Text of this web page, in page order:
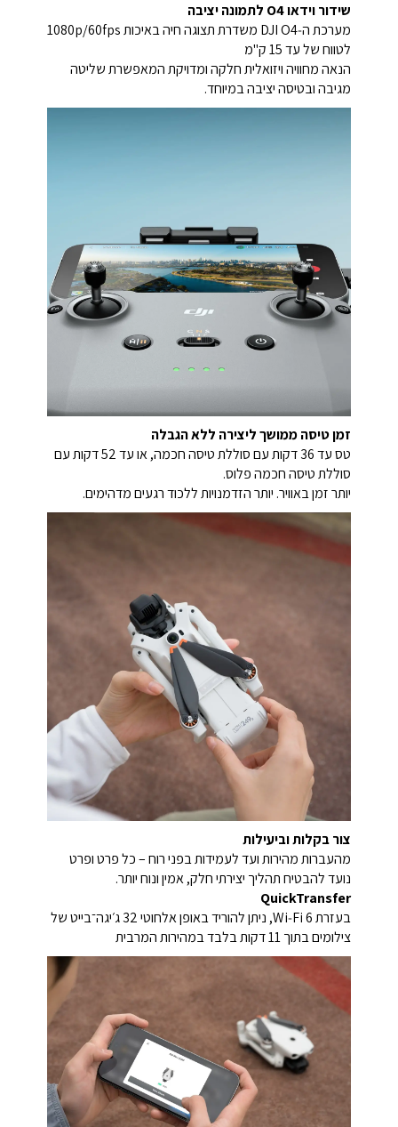
שידור וידאו O4 לתמונה יציבה
מערכת ה‑DJI O4 משדרת תצוגה חיה באיכות ‎1080p/60fps‎
לטווח של עד 15 ק"מ
הנאה מחוויה ויזואלית חלקה ומדויקת המאפשרת שליטה
מגיבה ובטיסה יציבה במיוחד.
זמן טיסה ממושך ליצירה ללא הגבלה
טס עד 36 דקות עם סוללת טיסה חכמה, או עד 52 דקות עם
סוללת טיסה חכמה פלוס.
יותר זמן באוויר. יותר הזדמנויות ללכוד רגעים מדהימים.
צור בקלות וביעילות
מהעברות מהירות ועד לעמידות בפני רוח – כל פרט ופרט
נועד להבטיח תהליך יצירתי חלק, אמין ונוח יותר.
QuickTransfer
בעזרת Wi‑Fi 6, ניתן להוריד באופן אלחוטי 32 ג׳יגה־בייט של
צילומים בתוך 11 דקות בלבד במהירות המרבית